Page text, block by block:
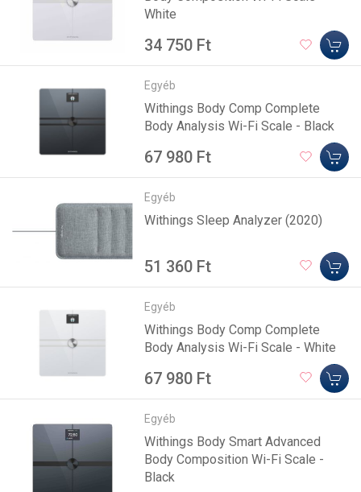
White
34 750 Ft
Egyéb
Withings Body Comp Complete
Body Analysis Wi-Fi Scale - Black
67 980 Ft
Egyéb
Withings Sleep Analyzer (2020)
51 360 Ft
Egyéb
Withings Body Comp Complete
Body Analysis Wi-Fi Scale - White
67 980 Ft
Egyéb
Withings Body Smart Advanced
Body Composition Wi-Fi Scale -
Black